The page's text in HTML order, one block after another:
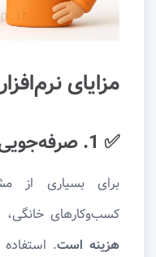
مزایای
✅ 1. صرفه‌جویی در هزینه‌های اولیه
برای بسیاری از
کسب‌وکارهای خانگی،
هزینه است. استفاده